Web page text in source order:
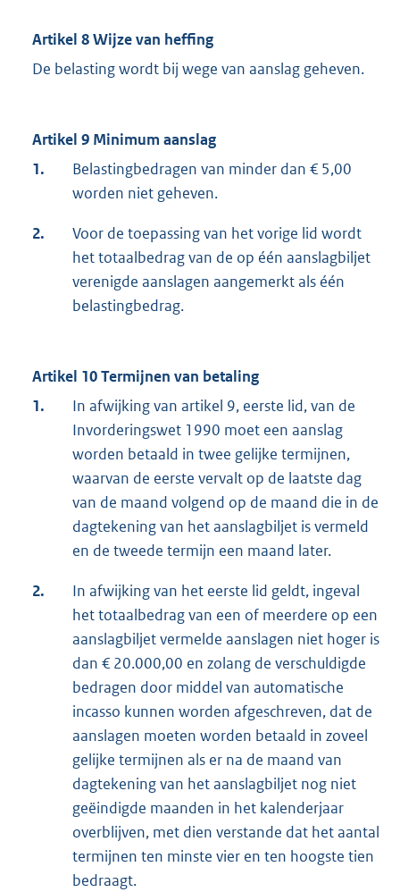
Artikel 8 Wijze van heffing
De belasting wordt bij wege van aanslag geheven.
Artikel 9 Minimum aanslag
1.
Belastingbedragen van minder dan € 5,00
worden niet geheven.
2.
Voor de toepassing van het vorige lid wordt
het totaalbedrag van de op één aanslagbiljet
verenigde aanslagen aangemerkt als één
belastingbedrag.
Artikel 10 Termijnen van betaling
1.
In afwijking van artikel 9, eerste lid, van de
Invorderingswet 1990 moet een aanslag
worden betaald in twee gelijke termijnen,
waarvan de eerste vervalt op de laatste dag
van de maand volgend op de maand die in de
dagtekening van het aanslagbiljet is vermeld
en de tweede termijn een maand later.
2.
In afwijking van het eerste lid geldt, ingeval
het totaalbedrag van een of meerdere op een
aanslagbiljet vermelde aanslagen niet hoger is
dan € 20.000,00 en zolang de verschuldigde
bedragen door middel van automatische
incasso kunnen worden afgeschreven, dat de
aanslagen moeten worden betaald in zoveel
gelijke termijnen als er na de maand van
dagtekening van het aanslagbiljet nog niet
geëindigde maanden in het kalenderjaar
overblijven, met dien verstande dat het aantal
termijnen ten minste vier en ten hoogste tien
bedraagt.